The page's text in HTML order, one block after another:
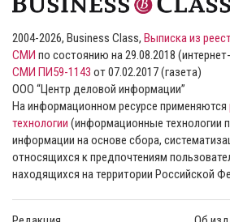
2004-2026, Business Class, Выписка из
СМИ по состоянию на 29.08.2018
СМИ ПИ59-1143 от 07.02.2017 (газета)
ООО “Центр деловой информации”
На информационном ресурсе применяются
технологии (информационные технологии
информации на основе сбора,
относящихся к предпочтениям
находящихся на территории Российской